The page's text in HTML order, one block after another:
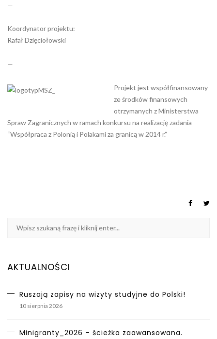
—
Koordynator projektu:
Rafał Dzięciołowski
—
Projekt jest współfinansowany
ze środków finansowych
otrzymanych z Ministerstwa
Spraw Zagranicznych w ramach konkursu na realizację zadania
“Współpraca z Polonią i Polakami za granicą w 2014 r.”
AKTUALNOŚCI
Ruszają zapisy na wizyty studyjne do Polski!
10 sierpnia 2026
Minigranty_2026 – ścieżka zaawansowana.